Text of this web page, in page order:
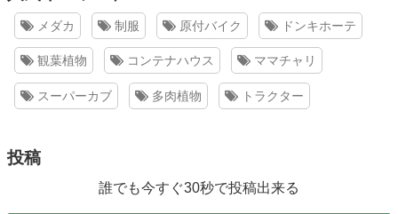
メダカ 制服 原付バイク ドンキホーテ
観葉植物 コンテナハウス ママチャリ
スーパーカブ 多肉植物 トラクター
投稿
誰でも今すぐ30秒で投稿出来る